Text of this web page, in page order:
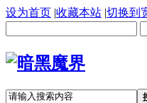
设为首页 |收藏本站 |切换到